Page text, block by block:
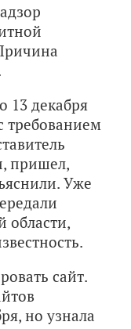
13 декабря
требованием
пришел,
Уже
области,
сайт.
но узнала